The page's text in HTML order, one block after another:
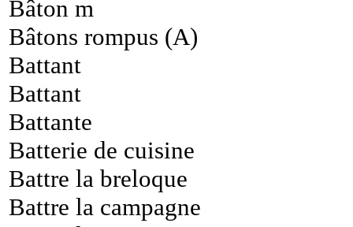
Bâton m
Bâtons rompus (A)
Battant
Battant
Battante
Batterie de cuisine
Battre la breloque
Battre la campagne